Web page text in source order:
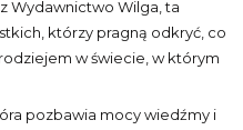
Wydawnictwo Wilga, ta
którzy pragną odkryć, co
w świecie, w którym
pozbawia mocy wiedźmy i